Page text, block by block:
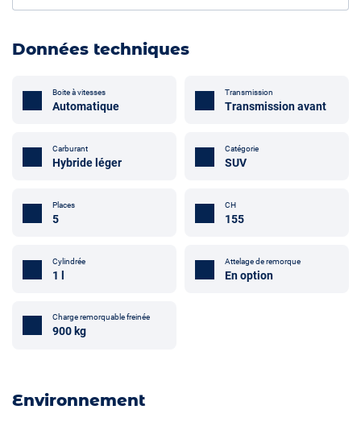
Données techniques
Boite à vitesses
Automatique
Transmission
Transmission avant
Carburant
Hybride léger
Catégorie
SUV
Places
5
CH
155
Cylindrée
1 l
Attelage de remorque
En option
Charge remorquable freinée
900 kg
Environnement